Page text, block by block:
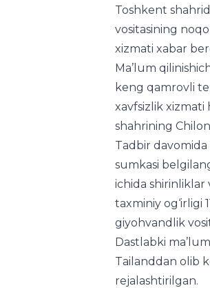
Toshkent
vositasining
xizmati xabar
Ma’lum
keng qamrovli
xavfsizlik xizmati
shahrining
Tadbir
sumkasi
ichida shirinliklar
taxminiy og‘irligi
giyohvandlik
Dastlabki
Tailanddan olib
rejalashtirilgan.